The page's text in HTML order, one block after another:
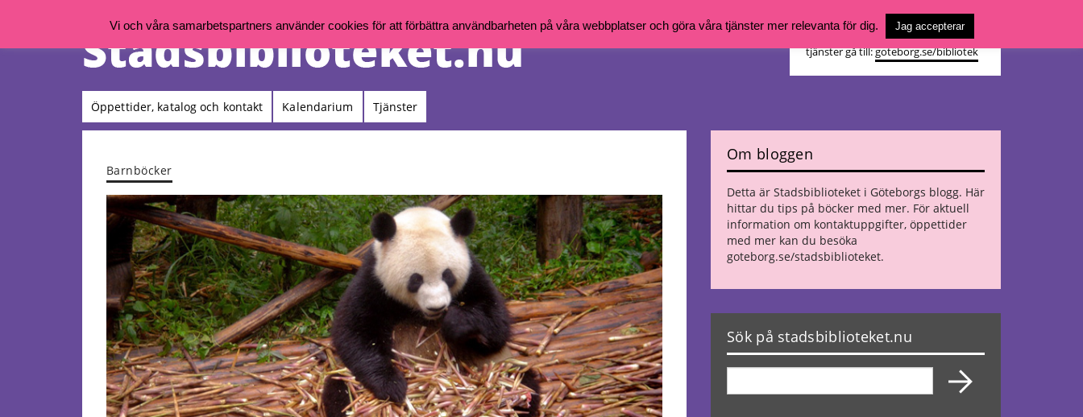
Öppettider, katalog och kontakt Kalendarium Tjänster
Vill du söka böcker, logga in på ditt
bibliotekskonto eller nå övriga
tjänster gå till:goteborg.se/bibliotek
Barnböcker
Om bloggen
Detta är Stadsbiblioteket i Göteborgs blogg. Här
hittar du tips på böcker med mer. För aktuell
information om kontaktuppgifter, öppettider
med mer kan du besöka
goteborg.se/stadsbiblioteket.
Sök på stadsbiblioteket.nu
Vi och våra samarbetspartners använder cookies för att förbättra användbarheten på våra webbplatser och göra våra tjänster mer relevanta för dig. Jag accepterar